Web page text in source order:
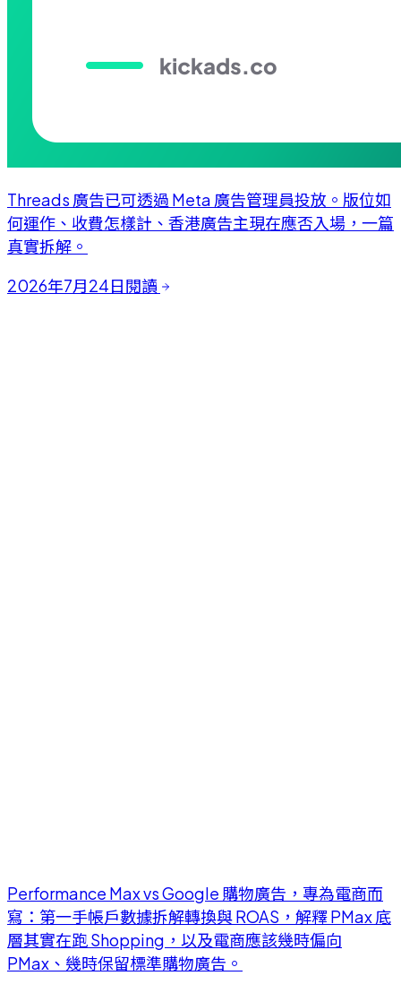
Threads 廣告已可透過 Meta 廣告管理員投放。版位如
何運作、收費怎樣計、香港廣告主現在應否入場，一篇
真實拆解。
2026年7月24日閱讀
Performance Max vs Google 購物廣告，專為電商而
寫：第一手帳戶數據拆解轉換與 ROAS，解釋 PMax 底
層其實在跑 Shopping，以及電商應該幾時偏向
PMax、幾時保留標準購物廣告。